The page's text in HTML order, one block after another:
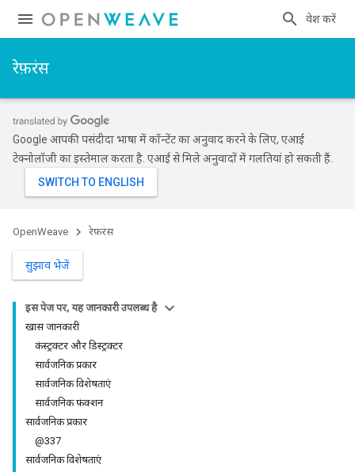
प्रवेश करें
रेफ़रंस
Google आपकी पसंदीदा भाषा में कॉन्टेंट का अनुवाद करने के लिए, एआई
टेक्नोलॉजी का इस्तेमाल करता है. एआई से मिले अनुवादों में गलतियां हो सकती हैं.
OpenWeave रेफ़रंस
सुझाव भेजें
इस पेज पर, यह जानकारी उपलब्ध है
खास जानकारी
कंस्ट्रक्टर और डिस्ट्रक्टर
सार्वजनिक प्रकार
सार्वजनिक विशेषताएं
सार्वजनिक फ़ंक्शन
सार्वजनिक प्रकार
@337
सार्वजनिक विशेषताएं